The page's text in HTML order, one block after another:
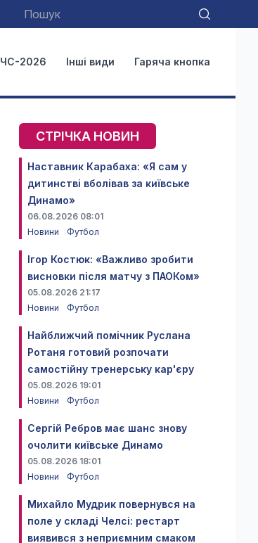
ЧС-2026 Інші види Гаряча кнопка
СТРІЧКА НОВИН
Наставник Карабаха: «Я сам у
дитинстві вболівав за київське
Динамо»
06.08.2026 08:01
Новини
Футбол
Ігор Костюк: «Важливо зробити
висновки після матчу з ПАОКом»
05.08.2026 21:17
Новини
Футбол
Найближчий помічник Руслана
Ротаня готовий розпочати
самостійну тренерську кар'єру
05.08.2026 19:01
Новини
Футбол
Сергій Ребров має шанс знову
очолити київське Динамо
05.08.2026 18:01
Новини
Футбол
Михайло Мудрик повернувся на
поле у складі Челсі: рестарт
виявився з неприємним смаком